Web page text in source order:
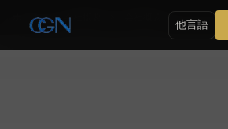
他言語
ホーム > 会社概要